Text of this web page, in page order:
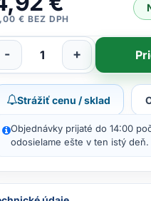
€ BEZ DPH
- +
Strážiť cenu / sklad
Objednávky prijaté do 14:00
odosielame ešte v ten istý deň.